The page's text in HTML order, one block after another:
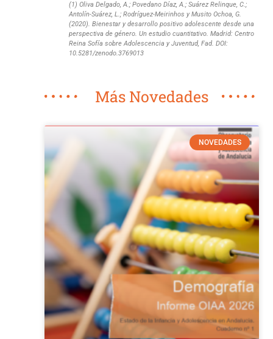
(1) Oliva Delgado, A.; Povedano Díaz, A.; Suárez Relinque, C.;
Antolín-Suárez, L.; Rodríguez-Meirinhos y Musito Ochoa, G.
(2020). Bienestar y desarrollo positivo adolescente desde una
perspectiva de género. Un estudio cuantitativo. Madrid: Centro
Reina Sofía sobre Adolescencia y Juventud, Fad. DOI:
10.5281/zenodo.3769013
Más Novedades
NOVEDADES